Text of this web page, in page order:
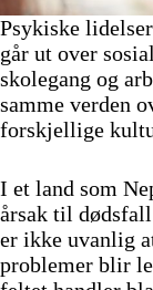
Psykiske
går ut over
skolegang og
samme verden
forskjellige
I et land som
årsak til
er ikke uvanlig
problemer blir